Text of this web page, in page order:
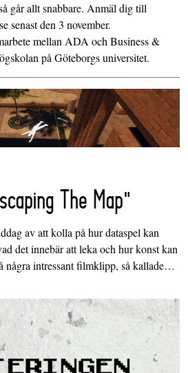
går allt snabbare. Anmäl dig till
senast den 3 november.
mellan ADA och Business &
på Göteborgs universitet.
The Map"
av att kolla på hur dataspel kan
det innebär att leka och hur konst kan
några intressant filmklipp, så kallade…